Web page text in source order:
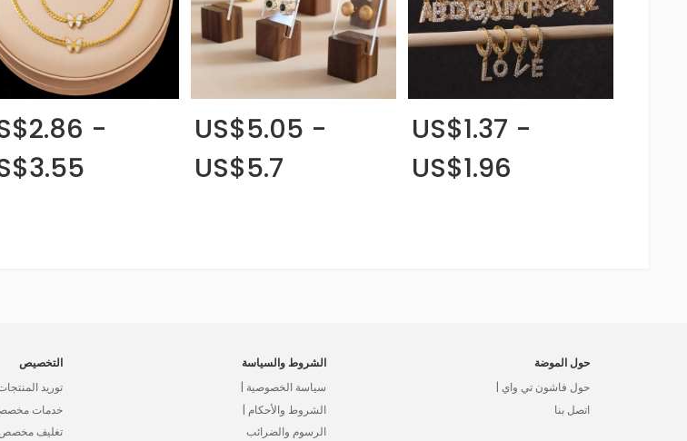
US$1.37 -
US$1.96
US$5.05 -
US$5.7
-
حول الموضة
حول فاشون تي واي |
اتصل بنا
الشروط والسياسة
سياسة الخصوصية |
الشروط والأحكام |
الرسوم والضرائب
التخصيص
توريد
خدمات
تغليف